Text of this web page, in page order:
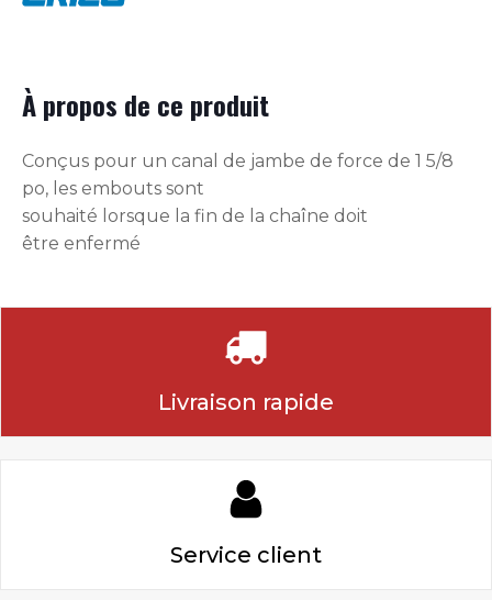
À propos de ce produit
Conçus pour un canal de jambe de force de 1 5/8
po, les embouts sont
souhaité lorsque la fin de la chaîne doit
être enfermé
Livraison rapide
Service client